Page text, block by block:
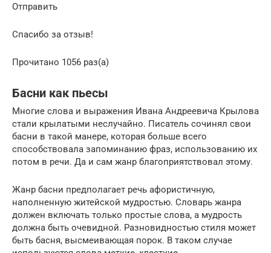
Отправить
Спасибо за отзыв!
Прочитано 1056 раз(а)
Басни как пьесы
Многие слова и выражения Ивана Андреевича Крылова
стали крылатыми неслучайно. Писатель сочинял свои
басни в такой манере, которая больше всего
способствовала запоминанию фраз, использованию их
потом в речи. Да и сам жанр благоприятствовал этому.
Жанр басни предполагает речь афористичную,
наполненную житейской мудростью. Словарь жанра
должен включать только простые слова, а мудрость
должна быть очевидной. Разновидностью стиля может
быть басня, высмеивающая порок. В таком случае